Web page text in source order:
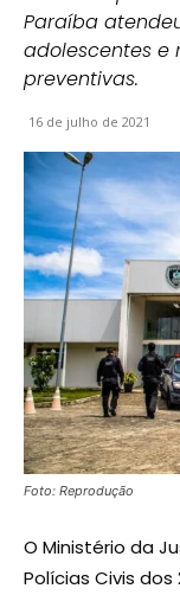
Paraíba
adolescentes e
preventivas.
16 de julho de 2021
Foto: Reprodução
O Ministério da
Polícias Civis